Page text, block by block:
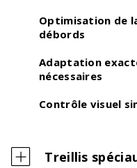
Optimisation de
débords
Adaptation
nécessaires
Contrôle visuel
Treillis